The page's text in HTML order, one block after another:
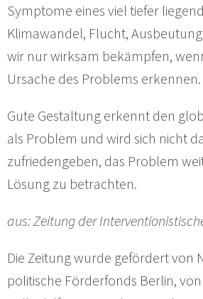
Symptome eines viel tiefer
Klimawandel, Flucht,
wir nur wirksam bekämpfen,
Ursache des Problems erkennen.
Gute Gestaltung erkennt den
als Problem und wird sich nicht
zufriedengeben, das Problem
Lösung zu betrachten.
aus: Zeitung der
Die Zeitung wurde gefördert von
politische Förderfonds Berlin,